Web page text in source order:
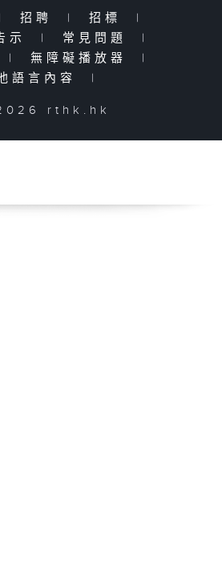
招聘 | 招標
|
示
| 常見問題
|
| 無障礙播放器
|
語言內容
|
rthk.hk